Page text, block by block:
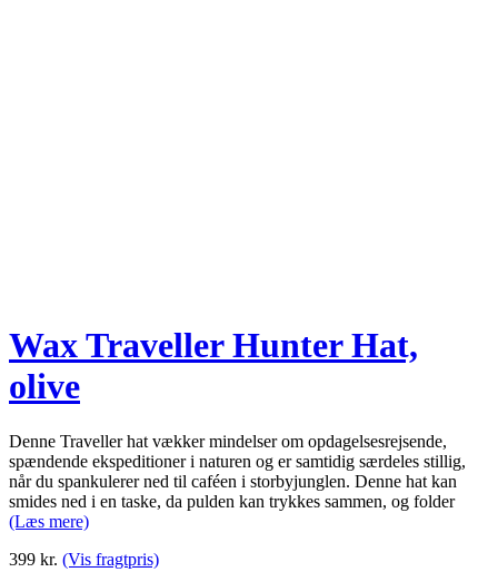
Wax Traveller Hunter Hat,
olive
Denne Traveller hat vækker mindelser om opdagelsesrejsende,
spændende ekspeditioner i naturen og er samtidig særdeles stillig,
når du spankulerer ned til caféen i storbyjunglen. Denne hat kan
smides ned i en taske, da pulden kan trykkes sammen, og folder
(Læs mere)
399 kr. (Vis fragtpris)